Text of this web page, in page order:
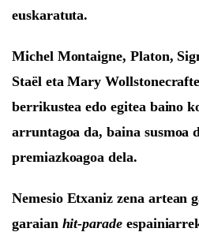
euskaratuta.
Michel Montaigne, Platon,
Staël etaMary Wollstonecraft
berrikustea edoegitea baino
arruntagoa da, baina susmoa
premiazkoagoa dela.
Nemesio Etxaniz zena artean
garaian hit-parade